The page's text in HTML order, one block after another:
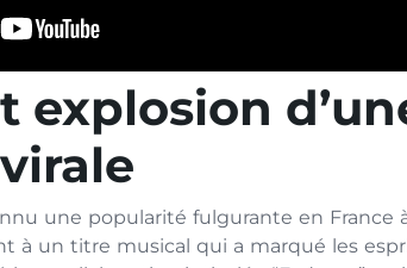
explosion
une popularité fulgurante en France
à un titre musical qui a marqué les